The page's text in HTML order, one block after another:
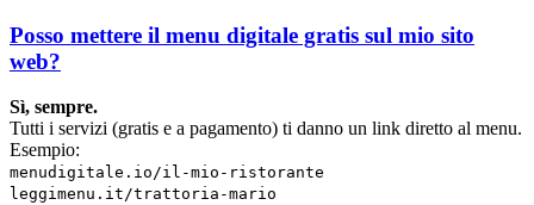
Posso mettere il menu digitale gratis sul mio sito
web?
Sì, sempre.
Tutti i servizi (gratis e a pagamento) ti danno un link diretto al menu.
Esempio:
menudigitale.io/il-mio-ristorante
leggimenu.it/trattoria-mario